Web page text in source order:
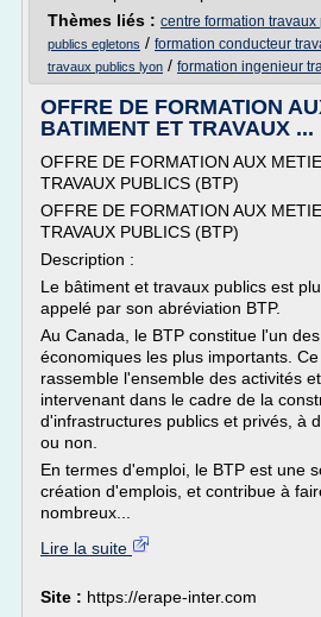
Thèmes liés : centre formation travaux
publics egletons / formation conducteur
travaux publics lyon / formation ingenieur
OFFRE DE FORMATION
BATIMENT ET TRAVAUX ...
OFFRE DE FORMATION AUX
TRAVAUX PUBLICS (BTP)
OFFRE DE FORMATION AUX
TRAVAUX PUBLICS (BTP)
Description :
Le bâtiment et travaux publics est
appelé par son abréviation BTP.
Au Canada, le BTP constitue l'un
économiques les plus importants.
rassemble l'ensemble des activités
intervenant dans le cadre de la
d'infrastructures publics et privés, à
ou non.
En termes d'emploi, le BTP est une
création d'emplois, et contribue à
nombreux...
Lire la suite
Site : https://erape-inter.com